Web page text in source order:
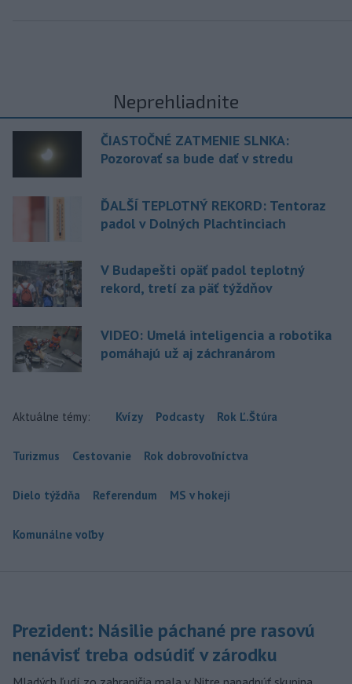
Neprehliadnite
ČIASTOČNÉ ZATMENIE SLNKA:
Pozorovať sa bude dať v stredu
ĎALŠÍ TEPLOTNÝ REKORD: Tentoraz
padol v Dolných Plachtinciach
V Budapešti opäť padol teplotný
rekord, tretí za päť týždňov
VIDEO: Umelá inteligencia a robotika
pomáhajú už aj záchranárom
Aktuálne témy: Kvízy Podcasty Rok Ľ.Štúra
Turizmus Cestovanie Rok dobrovoľníctva
Dielo týždňa Referendum MS v hokeji
Komunálne voľby
Prezident: Násilie páchané pre rasovú
nenávisť treba odsúdiť v zárodku